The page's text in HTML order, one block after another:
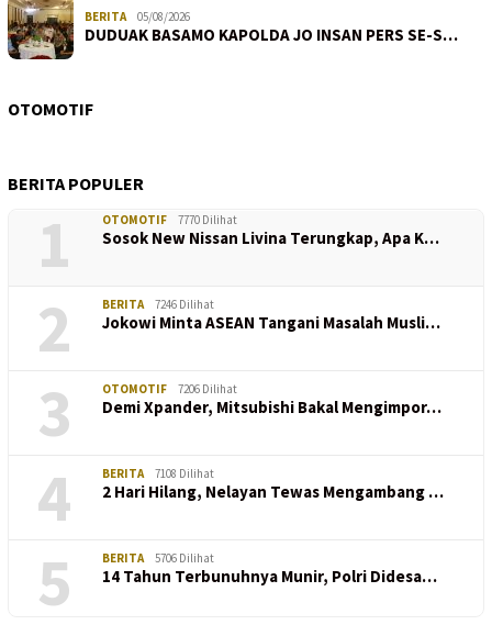
BERITA 05/08/2026
DUDUAK BASAMO KAPOLDA JO INSAN PERS SE-S…
OTOMOTIF
BERITA POPULER
1 OTOMOTIF 7770 Dilihat
Sosok New Nissan Livina Terungkap, Apa K…
2 BERITA 7246 Dilihat
Jokowi Minta ASEAN Tangani Masalah Musli…
3 OTOMOTIF 7206 Dilihat
Demi Xpander, Mitsubishi Bakal Mengimpor…
4 BERITA 7108 Dilihat
2 Hari Hilang, Nelayan Tewas Mengambang …
5 BERITA 5706 Dilihat
14 Tahun Terbunuhnya Munir, Polri Didesa…